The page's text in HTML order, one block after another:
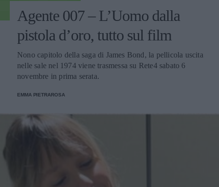
Agente 007 – L’Uomo dalla
pistola d’oro, tutto sul film
Nono capitolo della saga di James Bond, la pellicola uscita
nelle sale nel 1974 viene trasmessa su Rete4 sabato 6
novembre in prima serata.
EMMA PIETRAROSA